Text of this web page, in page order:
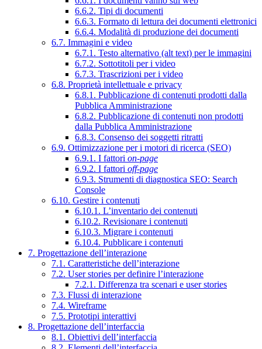
6.6.2. Tipi di documenti
6.6.3. Formato di lettura dei documenti elettronici
6.6.4. Modalità di produzione dei documenti
6.7. Immagini e video
6.7.1. Testo alternativo (alt text) per le immagini
6.7.2. Sottotitoli per i video
6.7.3. Trascrizioni per i video
6.8. Proprietà intellettuale e privacy
6.8.1. Pubblicazione di contenuti prodotti dalla
Pubblica Amministrazione
6.8.2. Pubblicazione di contenuti non prodotti
dalla Pubblica Amministrazione
6.8.3. Consenso dei soggetti ritratti
6.9. Ottimizzazione per i motori di ricerca (SEO)
6.9.1. I fattori on-page
6.9.2. I fattori off-page
6.9.3. Strumenti di diagnostica SEO: Search
Console
6.10. Gestire i contenuti
6.10.1. L’inventario dei contenuti
6.10.2. Revisionare i contenuti
6.10.3. Migrare i contenuti
6.10.4. Pubblicare i contenuti
7. Progettazione dell’interazione
7.1. Caratteristiche dell’interazione
7.2. User stories per definire l’interazione
7.2.1. Differenza tra scenari e user stories
7.3. Flussi di interazione
7.4. Wireframe
7.5. Prototipi interattivi
8. Progettazione dell’interfaccia
8.1. Obiettivi dell’interfaccia